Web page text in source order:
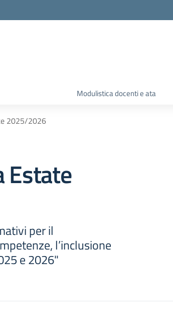
Modulistica docenti e ata
2025/2026
Estate
per il
l’inclusione
e 2026"